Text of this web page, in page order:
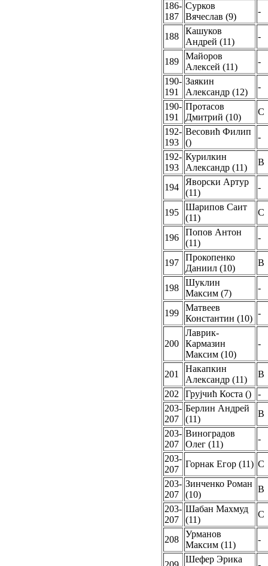
186-
187
Сурков
Вячеслав (9)
-
188
Кашуков
Андрей (11)
-
189
Майоров
Алексей (11)
-
190-
191
Заякин
Александр (12)
-
190-
191
Протасов
Дмитрий (10)
C
192-
193
Весовић Филип
()
-
192-
193
Курилкин
Александр (11)
B
194
Яворски Артур
(11)
-
195
Шарипов Саит
(11)
C
196
Попов Антон
(11)
-
197
Прокопенко
Даниил (10)
B
198
Шуклин
Максим (7)
-
199
Матвеев
Константин (10)
-
200
Лаврик-
Кармазин
Максим (10)
-
201
Накапкин
Александр (11)
B
202
Грујчић Коста ()
-
203-
207
Берлин Андрей
(11)
B
203-
207
Виноградов
Олег (11)
-
203-
207
Горнак Егор (11) C
203-
207
Зинченко Роман
(10)
B
203-
207
Шабан Махмуд
(11)
C
208
Урманов
Максим (11)
-
Шефер Эрика